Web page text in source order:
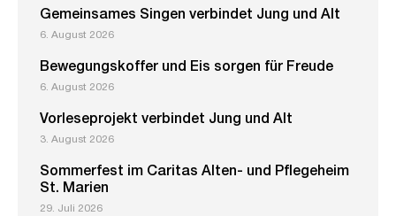
Gemeinsames Singen verbindet Jung und Alt
6. August 2026
Bewegungskoffer und Eis sorgen für Freude
6. August 2026
Vorleseprojekt verbindet Jung und Alt
3. August 2026
Sommerfest im Caritas Alten- und Pflegeheim
St. Marien
29. Juli 2026